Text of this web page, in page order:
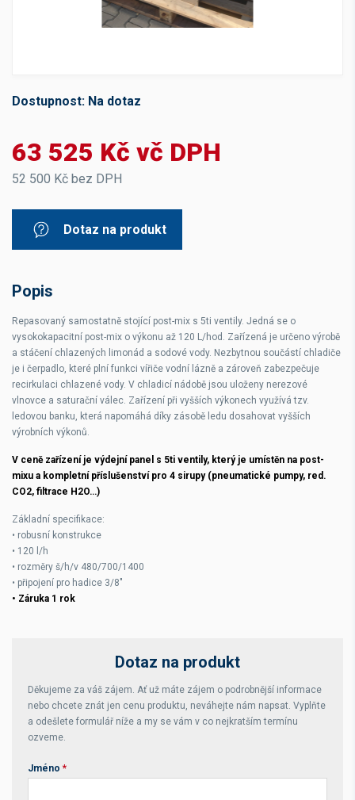
Dostupnost: Na dotaz
63 525 Kč vč DPH
52 500 Kč bez DPH
Dotaz na produkt
Popis
Repasovaný samostatně stojící post-mix s 5ti ventily. Jedná se o
vysokokapacitní post-mix o výkonu až 120 L/hod. Zařízená je určeno výrobě
a stáčení chlazených limonád a sodové vody. Nezbytnou součástí chladiče
je i čerpadlo, které plní funkci vířiče vodní lázně a zároveň zabezpečuje
recirkulaci chlazené vody. V chladicí nádobě jsou uloženy nerezové
vlnovce a saturační válec. Zařízení při vyšších výkonech využívá tzv.
ledovou banku, která napomáhá díky zásobě ledu dosahovat vyšších
výrobních výkonů.
V ceně zařízení je výdejní panel s 5ti ventily, který je umístěn na post-
mixu a kompletní příslušenství pro 4 sirupy (pneumatické pumpy, red.
CO2, filtrace H2O…)
Základní specifikace:
• robusní konstrukce
• 120 l/h
• rozměry š/h/v 480/700/1400
• připojení pro hadice 3/8"
• Záruka 1 rok
Dotaz na produkt
Děkujeme za váš zájem. Ať už máte zájem o podrobnější informace
nebo chcete znát jen cenu produktu, neváhejte nám napsat. Vyplňte
a odešlete formulář níže a my se vám v co nejkratším termínu
ozveme.
Jméno *